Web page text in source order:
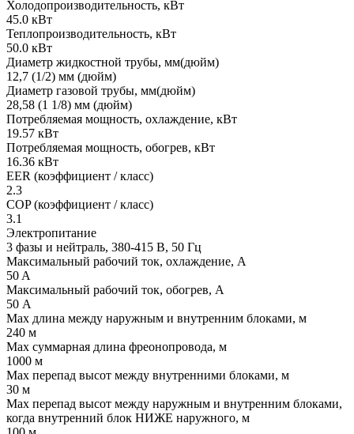
Холодопроизводительность, кВт
45.0 кВт
Теплопроизводительность, кВт
50.0 кВт
Диаметр жидкостной трубы, мм(дюйм)
12,7 (1/2) мм (дюйм)
Диаметр газовой трубы, мм(дюйм)
28,58 (1 1/8) мм (дюйм)
Потребляемая мощность, охлаждение, кВт
19.57 кВт
Потребляемая мощность, обогрев, кВт
16.36 кВт
EER (коэффициент / класс)
2.3
COP (коэффициент / класс)
3.1
Электропитание
3 фазы и нейтраль, 380-415 В, 50 Гц
Максимальный рабочий ток, охлаждение, А
50 A
Максимальный рабочий ток, обогрев, А
50 А
Max длина между наружным и внутренним блоками, м
240 м
Max суммарная длина фреонопровода, м
1000 м
Max перепад высот между внутренними блоками, м
30 м
Max перепад высот между наружным и внутренним блоками,
когда внутренний блок НИЖЕ наружного, м